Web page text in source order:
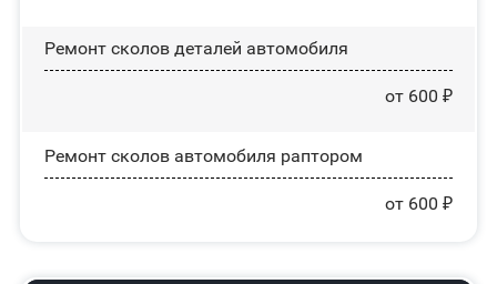
Ремонт сколов деталей автомобиля
от 600 ₽
Ремонт сколов автомобиля раптором
от 600 ₽